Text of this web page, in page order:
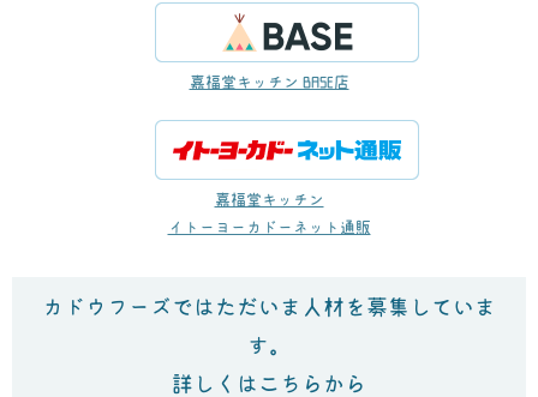
嘉福堂キッチン BASE店
嘉福堂キッチン
イトーヨーカドーネット通販
カドウフーズではただいま人材を募集していま
す。
詳しくはこちらから